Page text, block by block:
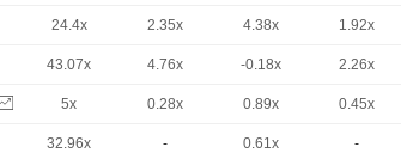
24.4x 2.35x 4.38x 1.92x
43.07x 4.76x -0.18x 2.26x
5x 0.28x 0.89x 0.45x
32.96x - 0.61x -